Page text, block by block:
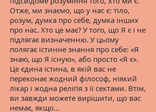
Отже, ми знаємо, що у нас є: тіло,
розум, думка про себе, думка інших
про нас. Хто це має? У того, що Я є і не
підлягає визначенню. У цьому
полягає істинне знання про себе: «Я
знаю, що Я існую», або просто «Я є».
Це єдина істина, в якій вас не
переконає жодний філософ, ніякий
лікар і жодна релігія з її сектами. Втім,
ви завжди можете вирішити, що вас
немає, якщо...